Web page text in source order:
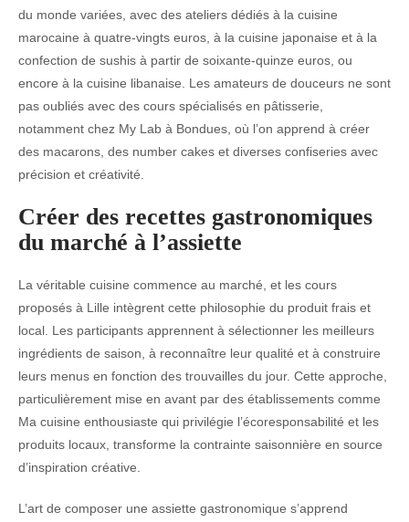
du monde variées, avec des ateliers dédiés à la cuisine
marocaine à quatre-vingts euros, à la cuisine japonaise et à la
confection de sushis à partir de soixante-quinze euros, ou
encore à la cuisine libanaise. Les amateurs de douceurs ne sont
pas oubliés avec des cours spécialisés en pâtisserie,
notamment chez My Lab à Bondues, où l’on apprend à créer
des macarons, des number cakes et diverses confiseries avec
précision et créativité.
Créer des recettes gastronomiques
du marché à l’assiette
La véritable cuisine commence au marché, et les cours
proposés à Lille intègrent cette philosophie du produit frais et
local. Les participants apprennent à sélectionner les meilleurs
ingrédients de saison, à reconnaître leur qualité et à construire
leurs menus en fonction des trouvailles du jour. Cette approche,
particulièrement mise en avant par des établissements comme
Ma cuisine enthousiaste qui privilégie l’écoresponsabilité et les
produits locaux, transforme la contrainte saisonnière en source
d’inspiration créative.
L’art de composer une assiette gastronomique s’apprend